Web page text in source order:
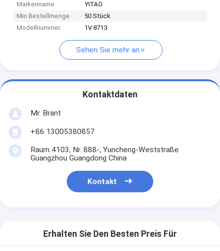
Markenname
YITAO
Min Bestellmenge
50 Stück
Modellnummer
1V 8713
Sehen Sie mehr an
Kontaktdaten
Mr. Brant
+86 13005380857
Raum 4103, Nr. 888-, Yuncheng-Weststraße
Guangzhou Guangdong China
Kontakt
Erhalten Sie Den Besten Preis Für